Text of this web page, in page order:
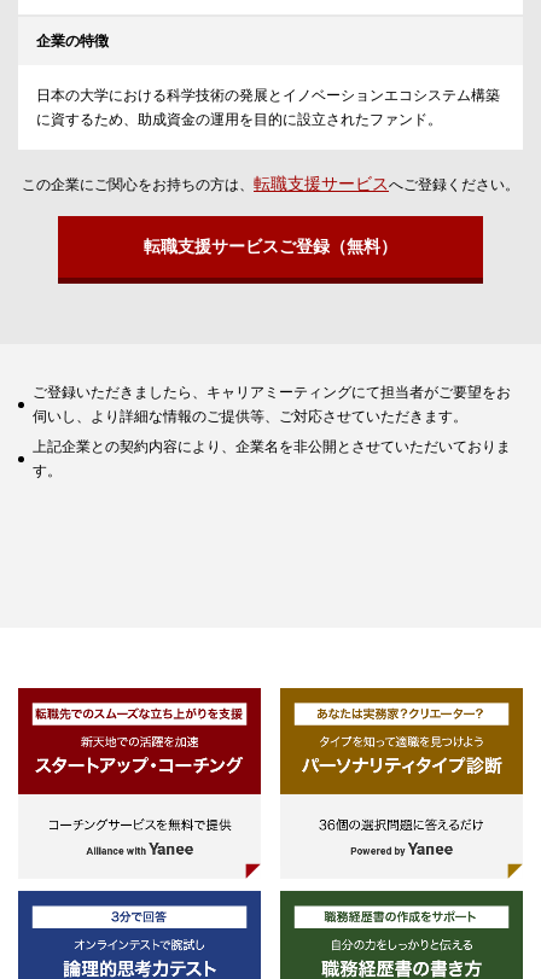
企業の特徴
日本の大学における科学技術の発展とイノベーションエコシステム構築
に資するため、助成資金の運用を目的に設立されたファンド。
この企業にご関心をお持ちの方は、 転職支援サービスへご登録ください。
転職支援サービスご登録（無料）
ご登録いただきましたら、キャリアミーティングにて担当者がご要望をお
伺いし、より詳細な情報のご提供等、ご対応させていただきます。
上記企業との契約内容により、企業名を非公開とさせていただいておりま
す。